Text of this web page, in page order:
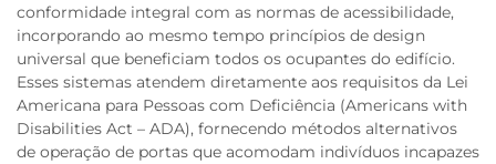
conformidade integral com as normas de acessibilidade,
incorporando ao mesmo tempo princípios de design
universal que beneficiam todos os ocupantes do edifício.
Esses sistemas atendem diretamente aos requisitos da Lei
Americana para Pessoas com Deficiência (Americans with
Disabilities Act – ADA), fornecendo métodos alternativos
de operação de portas que acomodam indivíduos incapazes